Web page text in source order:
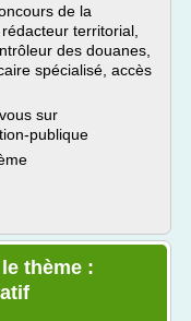
de la
territorial,
des douanes,
spécialisé, accès
sur
publique
thème :